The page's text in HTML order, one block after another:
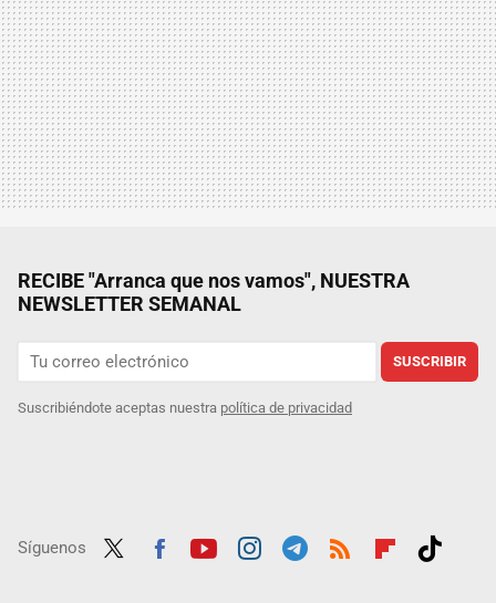
RECIBE "Arranca que nos vamos", NUESTRA
NEWSLETTER SEMANAL
SUSCRIBIR
Suscribiéndote aceptas nuestra política de privacidad
Síguenos